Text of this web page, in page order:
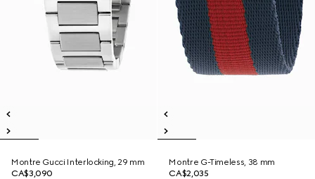
Montre Gucci Interlocking, 29 mm
CA$3,090
Montre G-Timeless, 38 mm
CA$2,035